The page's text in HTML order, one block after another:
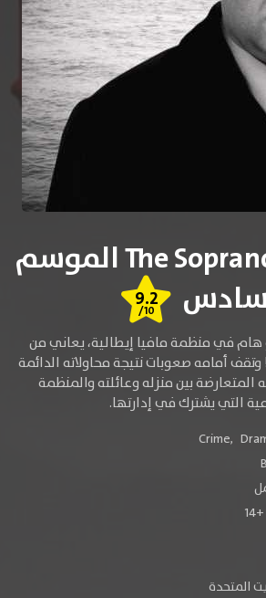
مسلسل The Sopranos الموسم
9.2
/10
في منظمة مافيا إيطالية، يعاني من
أمامه صعوبات نتيجة محاولاته الدائمة
المتعارضة بين منزله وعائلته والمنظمة
التي يشترك فيإدارتها.
Crime,
+14
المتحدة